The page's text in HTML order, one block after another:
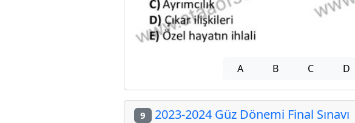
A B C D
9 2023-2024 Güz Dönemi Final Sınavı